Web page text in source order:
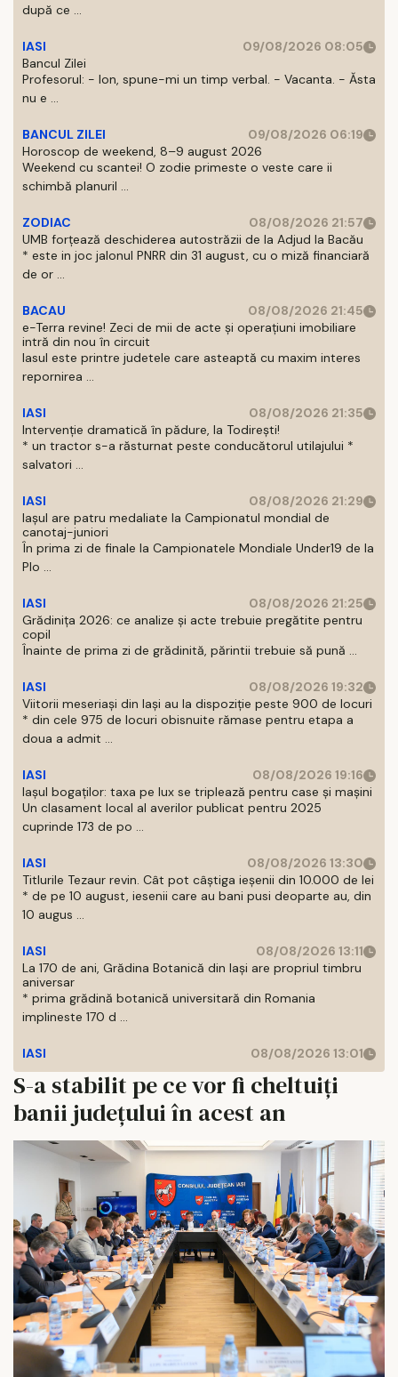
după ce ...
IASI
09/08/2026 08:05
Bancul Zilei
Profesorul: - Ion, spune-mi un timp verbal. - Vacanta. - Ăsta
nu e ...
BANCUL ZILEI
09/08/2026 06:19
Horoscop de weekend, 8–9 august 2026
Weekend cu scantei! O zodie primeste o veste care ii
schimbă planuril ...
ZODIAC
08/08/2026 21:57
UMB forțează deschiderea autostrăzii de la Adjud la Bacău
* este in joc jalonul PNRR din 31 august, cu o miză financiară
de or ...
BACAU
08/08/2026 21:45
e-Terra revine! Zeci de mii de acte și operațiuni imobiliare
intră din nou în circuit
Iasul este printre judetele care asteaptă cu maxim interes
repornirea ...
IASI
08/08/2026 21:35
Intervenție dramatică în pădure, la Todirești!
* un tractor s-a răsturnat peste conducătorul utilajului *
salvatori ...
IASI
08/08/2026 21:29
Iaşul are patru medaliate la Campionatul mondial de
canotaj-juniori
În prima zi de finale la Campionatele Mondiale Under19 de la
Plo ...
IASI
08/08/2026 21:25
Grădinița 2026: ce analize și acte trebuie pregătite pentru
copil
Înainte de prima zi de grădinită, părintii trebuie să pună ...
IASI
08/08/2026 19:32
Viitorii meseriași din Iași au la dispoziție peste 900 de locuri
* din cele 975 de locuri obisnuite rămase pentru etapa a
doua a admit ...
IASI
08/08/2026 19:16
Iașul bogaților: taxa pe lux se triplează pentru case și mașini
Un clasament local al averilor publicat pentru 2025
cuprinde 173 de po ...
IASI
08/08/2026 13:30
Titlurile Tezaur revin. Cât pot câștiga ieșenii din 10.000 de lei
* de pe 10 august, iesenii care au bani pusi deoparte au, din
10 augus ...
IASI
08/08/2026 13:11
La 170 de ani, Grădina Botanică din Iași are propriul timbru
aniversar
* prima grădină botanică universitară din Romania
implineste 170 d ...
IASI 08/08/2026 13:01
S-a stabilit pe ce vor fi cheltuiți
banii județului în acest an